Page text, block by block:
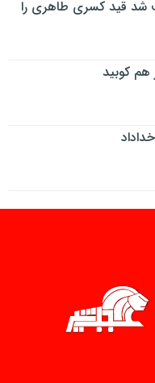
باعث شد قید کسری طاهری را
هم کوبید